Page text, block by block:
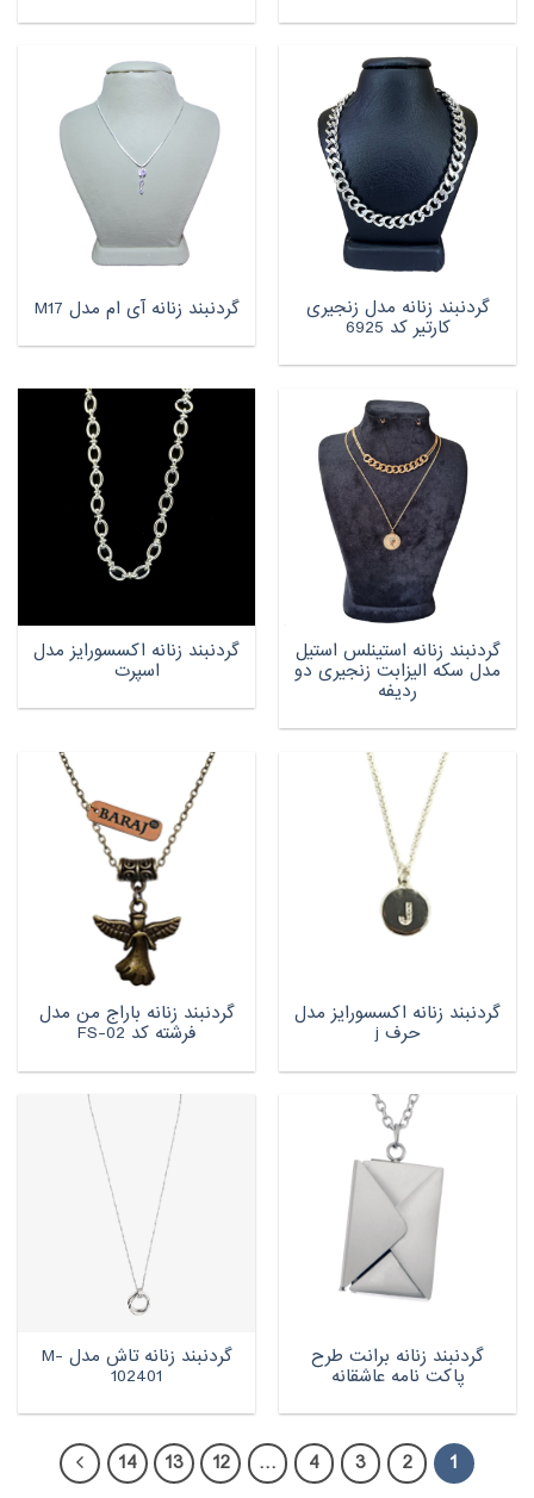
گردنبند زنانه مدل زنجیری
کارتیر کد 6925
گردنبند زنانه آی ام مدل M17
گردنبند زنانه استینلس استیل
مدل سکه الیزابت زنجیری دو
ردیفه
گردنبند زنانه اکسسورایز مدل
اسپرت
گردنبند زنانه اکسسورایز مدل
حرف j
گردنبند زنانه باراج من مدل
فرشته کد FS-02
گردنبند زنانه برانت طرح
پاکت نامه عاشقانه
گردنبند زنانه تاش مدل M-
102401
1
2
3
4
…
12
13
14